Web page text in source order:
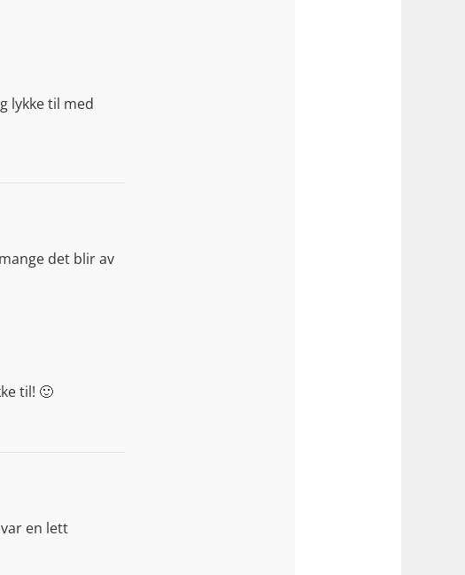
lykke til med
det blir av
til! 🙂
en lett